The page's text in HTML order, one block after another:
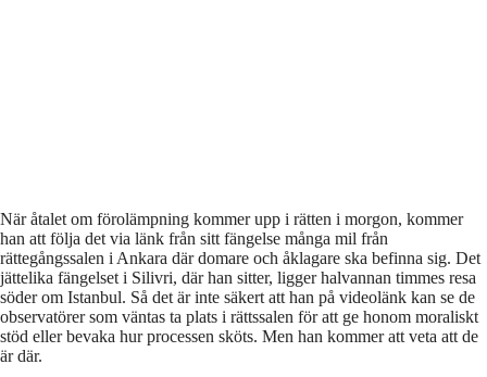
När åtalet om förolämpning kommer upp i rätten i morgon, kommer
han att följa det via länk från sitt fängelse många mil från
rättegångssalen i Ankara där domare och åklagare ska befinna sig. Det
jättelika fängelset i Silivri, där han sitter, ligger halvannan timmes resa
söder om Istanbul. Så det är inte säkert att han på videolänk kan se de
observatörer som väntas ta plats i rättssalen för att ge honom moraliskt
stöd eller bevaka hur processen sköts. Men han kommer att veta att de
är där.